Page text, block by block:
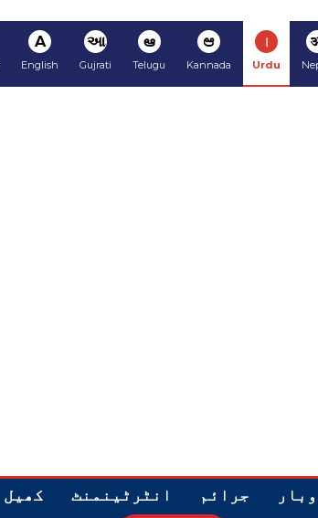
ا
Urdu
ಆ
Kannada
ఆ
Telugu
આ
Gujrati
A
English
جرائم انٹرٹینمنٹ کھیل